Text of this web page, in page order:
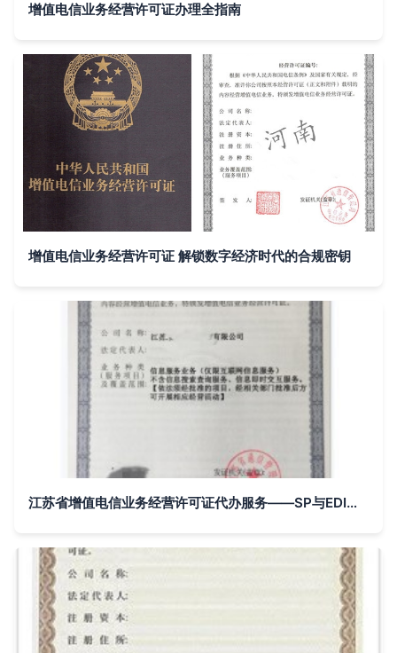
增值电信业务经营许可证办理全指南
增值电信业务经营许可证 解锁数字经济时代的合规密钥
江苏省增值电信业务经营许可证代办服务——SP与EDI证详细指南